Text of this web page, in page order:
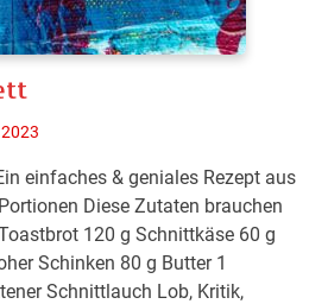
einfaches & geniales Rezept aus
Diese Zutaten brauchen
120 g Schnittkäse 60 g
Schinken 80 g Butter 1
Schnittlauch Lob, Kritik,